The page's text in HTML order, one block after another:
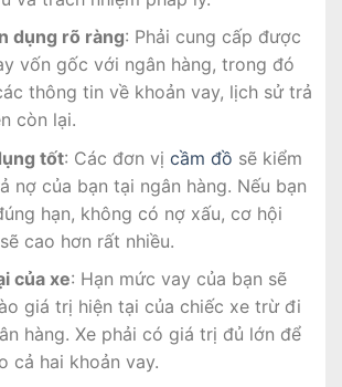
dụng rõ ràng: Phải cung cấp được
vốn gốc với ngân hàng, trong đó
thông tin về khoản vay, lịch sử trả
còn lại.
tốt: Các đơn vị cầm đồ sẽ kiểm
nợ của bạn tại ngân hàng. Nếu bạn
hạn, không có nợ xấu, cơ hội
cao hơn rất nhiều.
của xe: Hạn mức vay của bạn sẽ
giá trị hiện tại của chiếc xe trừ đi
hàng. Xe phải có giá trị đủ lớn để
cả hai khoản vay.